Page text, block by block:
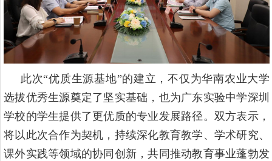
此次“优质生源基地”的建立，不仅为华南农业大学
选拔优秀生源奠定了坚实基础，也为广东实验中学深圳
学校的学生提供了更优质的专业发展路径。双方表示，
将以此次合作为契机，持续深化教育教学、学术研究、
课外实践等领域的协同创新，共同推动教育事业蓬勃发